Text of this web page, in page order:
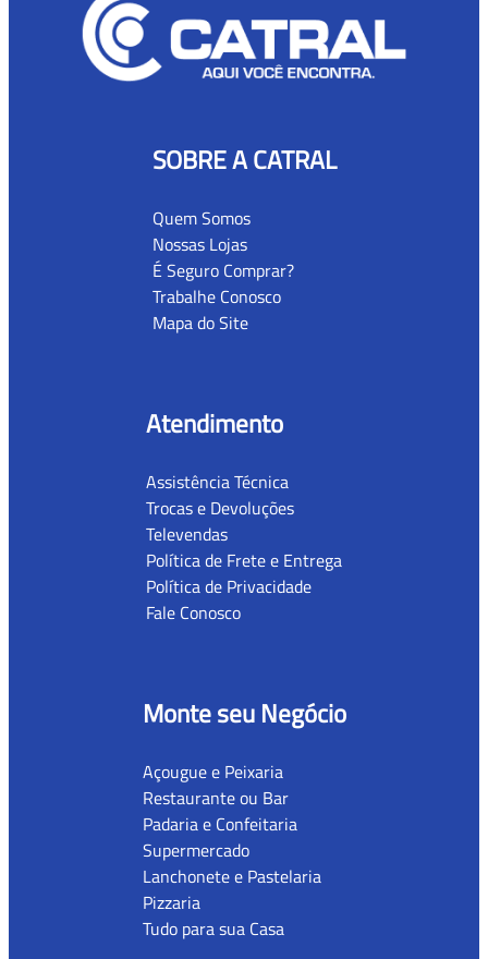
SOBRE A CATRAL
Quem Somos
Nossas Lojas
É Seguro Comprar?
Trabalhe Conosco
Mapa do Site
Atendimento
Assistência Técnica
Trocas e Devoluções
Televendas
Política de Frete e Entrega
Política de Privacidade
Fale Conosco
Monte seu Negócio
Açougue e Peixaria
Restaurante ou Bar
Padaria e Confeitaria
Supermercado
Lanchonete e Pastelaria
Pizzaria
Tudo para sua Casa